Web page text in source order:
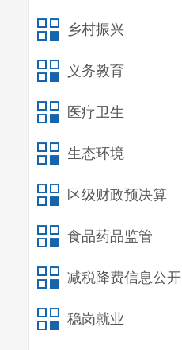
乡村振兴
义务教育
医疗卫生
生态环境
区级财政预决算
食品药品监管
减税降费信息公开
稳岗就业